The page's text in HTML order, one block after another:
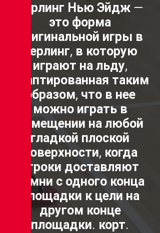
Керлинг Нью Эйдж —
это форма
оригинальной игры в
керлинг, в которую
играют на льду,
адаптированная таким
образом, что в нее
можно играть в
помещении на любой
гладкой плоской
поверхности, когда
игроки доставляют
камни с одного конца
площадки к цели на
другом конце
площадки. корт.